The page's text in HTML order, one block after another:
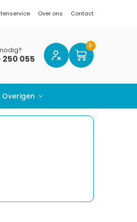
Over ons Contact
250 055
Overigen